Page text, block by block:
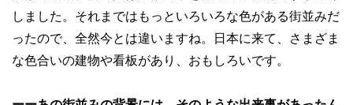
しました。それまではもっといろいろな色がある街並みだ
ったので、全然今とは違いますね。日本に来て、さまざま
な色合いの建物や看板があり、おもしろいです。